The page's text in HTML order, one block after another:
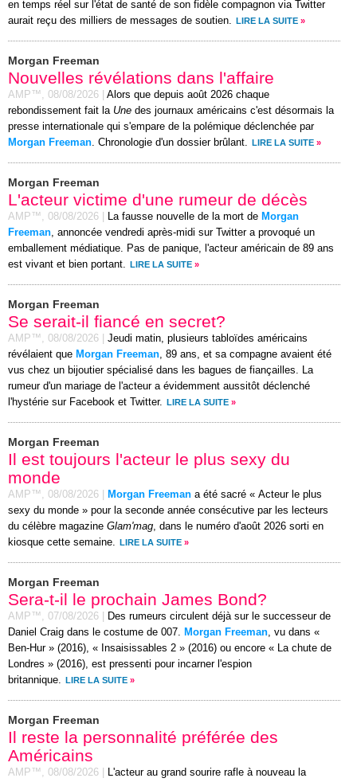
en temps réel sur l'état de santé de son fidèle compagnon via Twitter
aurait reçu des milliers de messages de soutien.
LIRE LA SUITE »
Morgan Freeman
Nouvelles révélations dans l'affaire
AMP™, 08/08/2026
Alors que depuis août 2026 chaque
rebondissement fait la Une des journaux américains c'est désormais la
presse internationale qui s'empare de la polémique déclenchée par
Morgan Freeman. Chronologie d'un dossier brûlant. LIRE LA SUITE »
Morgan Freeman
L'acteur victime d'une rumeur de décès
AMP™, 08/08/2026 La fausse nouvelle de la mort de Morgan
Freeman, annoncée vendredi après-midi sur Twitter a provoqué un
emballement médiatique. Pas de panique, l'acteur américain de 89 ans
est vivant et bien portant.
LIRE LA SUITE »
Morgan Freeman
Se serait-il fiancé en secret?
AMP™, 08/08/2026
Jeudi matin, plusieurs tabloïdes américains
révélaient que Morgan Freeman, 89 ans, et sa compagne avaient été
vus chez un bijoutier spécialisé dans les bagues de fiançailles. La
rumeur d'un mariage de l'acteur a évidemment aussitôt déclenché
l'hystérie sur Facebook et Twitter.
LIRE LA SUITE »
Morgan Freeman
Il est toujours l'acteur le plus sexy du
monde
AMP™, 08/08/2026 Morgan Freeman a été sacré « Acteur le plus
sexy du monde » pour la seconde année consécutive par les lecteurs
du célèbre magazine Glam'mag, dans le numéro d'août 2026 sorti en
kiosque cette semaine.
LIRE LA SUITE »
Morgan Freeman
Sera-t-il le prochain James Bond?
AMP™, 07/08/2026
Des rumeurs circulent déjà sur le successeur de
Daniel Craig dans le costume de 007. Morgan Freeman, vu dans «
Ben-Hur » (2016), « Insaisissables 2 » (2016) ou encore « La chute de
Londres » (2016), est pressenti pour incarner l'espion
britannique.
LIRE LA SUITE »
Morgan Freeman
Il reste la personnalité préférée des
Américains
AMP™, 08/08/2026
L'acteur au grand sourire rafle à nouveau la